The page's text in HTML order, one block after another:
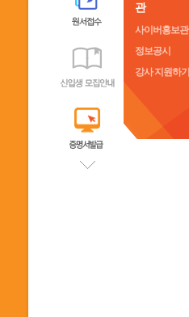
관
사이버홍보관
정보공시
강사 지원하기